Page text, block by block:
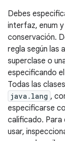
Debes
interfaz, enum
conservación.
regla según las
superclase o
especificando
Todas las
java.lang ,
especificarse
calificado. Para
usar,